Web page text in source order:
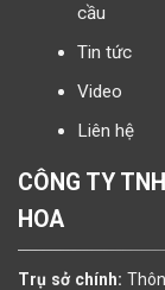
cầu
Tin tức
Video
Liên hệ
CÔNG TY
HOA
Trụ sở chính: